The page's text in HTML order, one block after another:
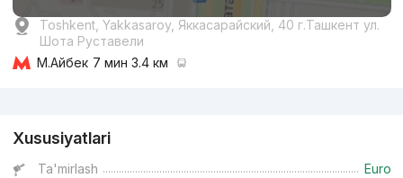
Toshkent, Yakkasaroy, Яккасарайский, 40 г.Ташкент ул.
Шота Руставели
М.Айбек 7 мин 3.4 км
Xususiyatlari
Ta'mirlash
Euro